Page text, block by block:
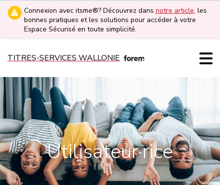
Connexion avec itsme®? Découvrez dans notre article, les
bonnes pratiques et les solutions pour accéder à votre
Espace Sécurisé en toute simplicité.
TITRES-SERVICES WALLONIE
Utilisateur·rice